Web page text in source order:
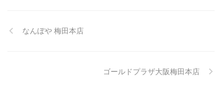
なんぼや 梅田本店
ゴールドプラザ大阪梅田本店